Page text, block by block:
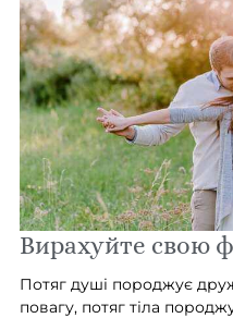
Вирахуйте свою
Потяг душі породжує
повагу, потяг тіла